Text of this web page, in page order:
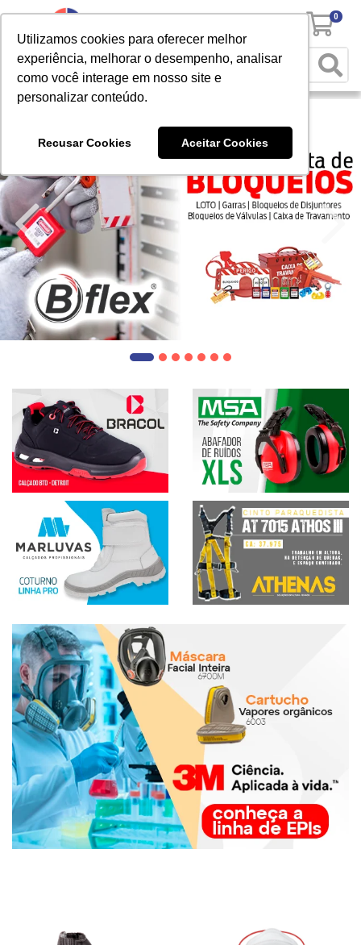
Utilizamos cookies para oferecer melhor
experiência, melhorar o desempenho, analisar
como você interage em nosso site e
personalizar conteúdo.
Recusar Cookies Aceitar Cookies
0